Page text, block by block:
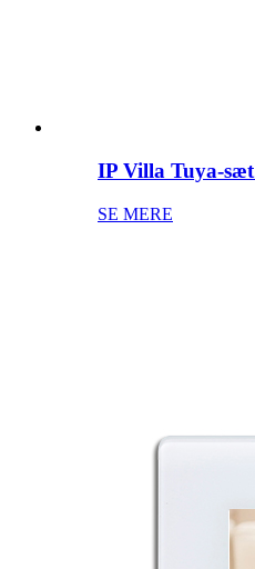
IP Villa Tuya-
SE MERE